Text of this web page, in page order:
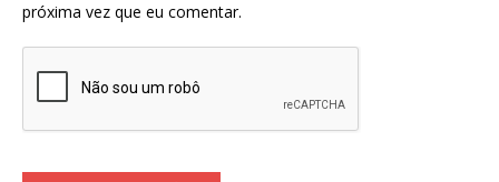
próxima vez que eu comentar.